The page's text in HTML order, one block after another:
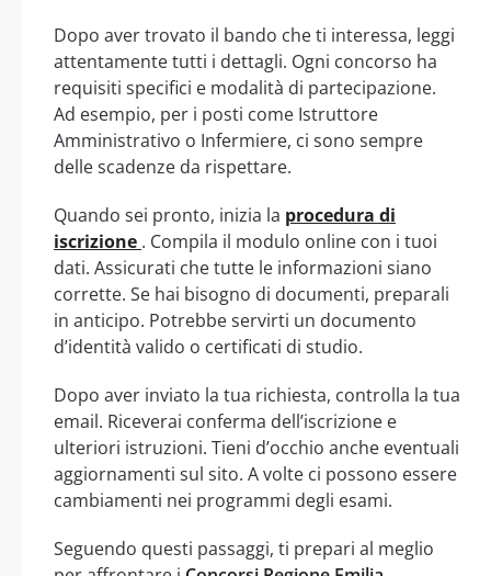
Dopo aver trovato il bando che ti interessa, leggi
attentamente tutti i dettagli. Ogni concorso ha
requisiti specifici e modalità di partecipazione.
Ad esempio, per i posti come Istruttore
Amministrativo o Infermiere, ci sono sempre
delle scadenze da rispettare.
Quando sei pronto, inizia la procedura di
iscrizione . Compila il modulo online con i tuoi
dati. Assicurati che tutte le informazioni siano
corrette. Se hai bisogno di documenti, preparali
in anticipo. Potrebbe servirti un documento
d’identità valido o certificati di studio.
Dopo aver inviato la tua richiesta, controlla la tua
email. Riceverai conferma dell’iscrizione e
ulteriori istruzioni. Tieni d’occhio anche eventuali
aggiornamenti sul sito. A volte ci possono essere
cambiamenti nei programmi degli esami.
Seguendo questi passaggi, ti prepari al meglio